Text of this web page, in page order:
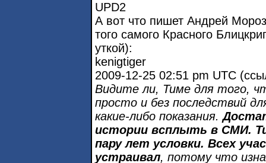
UPD2
А вот что пишет Андрей
того самого Красного
уткой):
kenigtiger
2009-12-25 02:51 pm UTC
Видите ли, Тиме для того,
просто и без последствий
какие-либо показания.
истории всплыть в СМИ.
пару лет условки. Всех
устраивал, потому что